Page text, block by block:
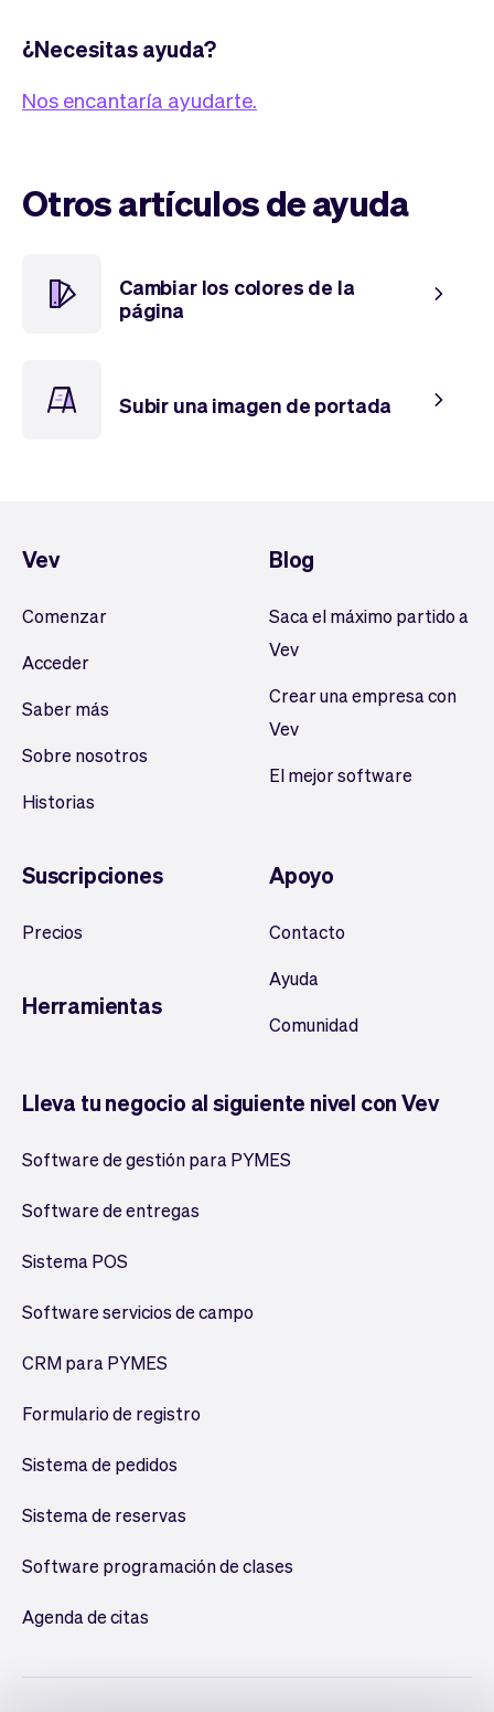
¿Necesitas ayuda?
Nos encantaría ayudarte.
Otros artículos de ayuda
Cambiar los colores de la
página
Subir una imagen de portada
Vev
Comenzar
Acceder
Saber más
Sobre nosotros
Historias
Blog
Saca el máximo partido a
Vev
Crear una empresa con
Vev
El mejor software
Suscripciones
Precios
Herramientas
Apoyo
Contacto
Ayuda
Comunidad
Lleva tu negocio al siguiente nivel con Vev
Software de gestión para PYMES
Software de entregas
Sistema POS
Software servicios de campo
CRM para PYMES
Formulario de registro
Sistema de pedidos
Sistema de reservas
Software programación de clases
Agenda de citas